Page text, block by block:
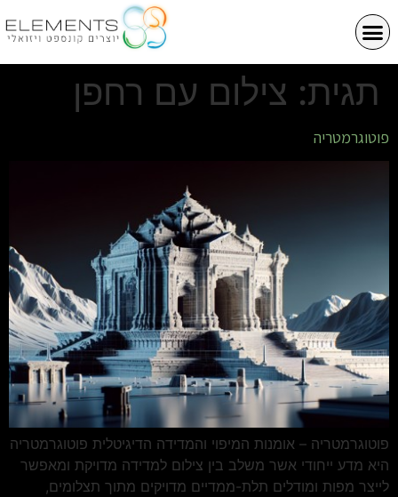
תגית: צילום עם רחפן
פוטוגרמטריה
פוטוגרמטריה – אומנות המיפוי והמדידה הדיגיטלית פוטוגרמטריה
היא מדע ייחודי אשר משלב בין צילום למדידה מדויקת ומאפשר
לייצר מפות ומודלים תלת-ממדיים מדויקים מתוך תצלומים,